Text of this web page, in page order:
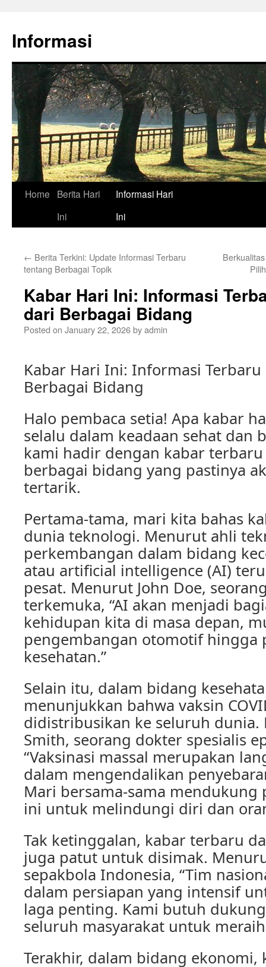
content
Informasi
Home
Berita Hari
Ini
Informasi Hari
Ini
← Berita Terkini: Update Informasi Terbaru
tentang Berbagai Topik
Kabar Hari Ini: Informasi
dari Berbagai Bidang
Posted on January 22, 2026byadmin
Kabar Hari Ini: Informasi
Berbagai Bidang
Halo pembaca setia! Apa kabar
selalu dalam keadaan sehat dan
kami hadir dengan kabar
berbagai bidang yang pastinya
tertarik.
Pertama-tama, mari kita bahas
dunia teknologi. Menurut ahli
perkembangan dalam bidang
atau artificial intelligence (AI)
pesat. Menurut John Doe,
terkemuka, “AI akan menjadi
kehidupan kita di masa depan,
pengembangan otomotif hingga
kesehatan.”
Selain itu, dalam bidang
menunjukkan bahwa vaksin
didistribusikan ke seluruh dunia.
Smith, seorang dokter spesialis
“Vaksinasi massal merupakan
dalam mengendalikan
Mari bersama-sama mendukung
ini untuk melindungi diri dan
Tak ketinggalan, kabar terbaru
juga patut untuk disimak.
sepakbola Indonesia, “Tim
dalam persiapan yang intensif
laga penting. Kami butuh
seluruh masyarakat untuk
Terakhir, dalam bidang